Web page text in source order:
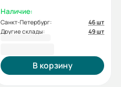
380 В
Наличие:
Санкт-Петербург:
46 шт
Другие склады:
49 шт
В корзину